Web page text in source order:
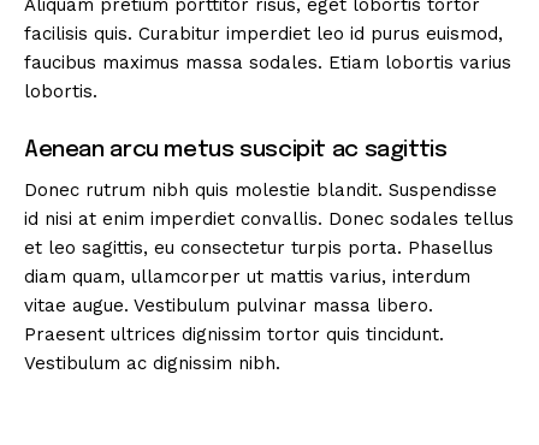
Aliquam pretium porttitor risus, eget lobortis tortor
facilisis quis. Curabitur imperdiet leo id purus euismod,
faucibus maximus massa sodales. Etiam lobortis varius
lobortis.
Aenean arcu metus suscipit ac sagittis
Donec rutrum nibh quis molestie blandit. Suspendisse
id nisi at enim imperdiet convallis. Donec sodales tellus
et leo sagittis, eu consectetur turpis porta. Phasellus
diam quam, ullamcorper ut mattis varius, interdum
vitae augue. Vestibulum pulvinar massa libero.
Praesent ultrices dignissim tortor quis tincidunt.
Vestibulum ac dignissim nibh.